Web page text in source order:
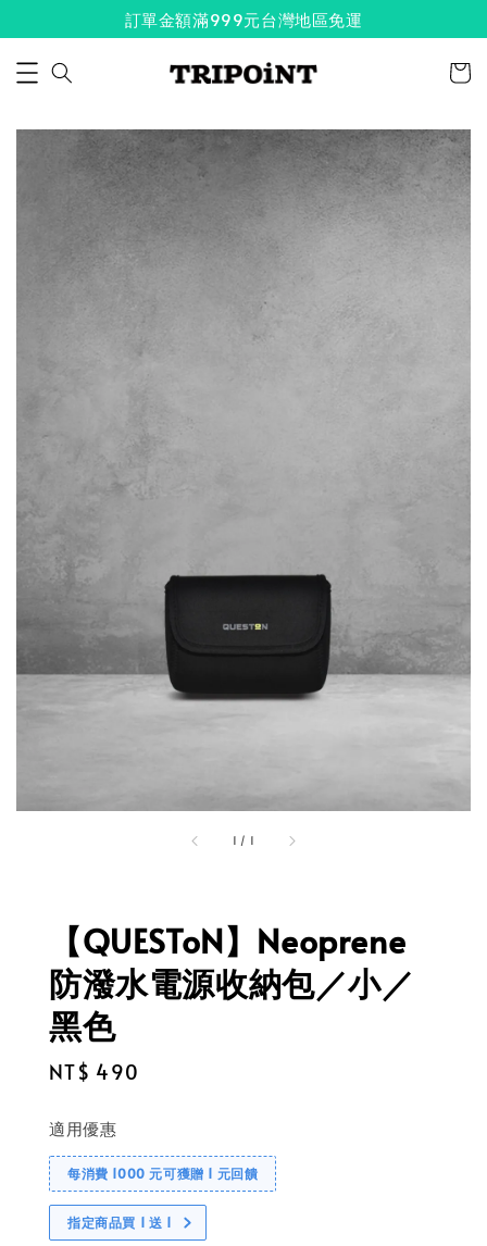
訂單金額滿999元台灣地區免運
1 / 1
【QUESToN】Neoprene
防潑水電源收納包／小／
黑色
Regular
NT$ 490
適用優惠
每消費 1000 元可獲贈 1 元回饋
指定商品買 1 送 1